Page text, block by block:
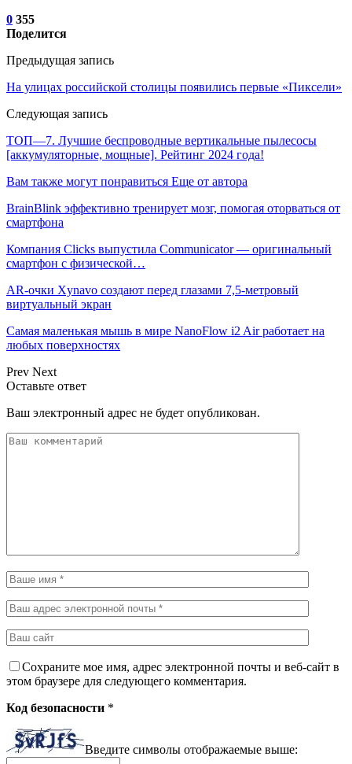
0 355
Поделится
Предыдущая запись
На улицах российской столицы появились первые «Пиксели»
Следующая запись
ТОП—7. Лучшие беспроводные вертикальные пылесосы
[аккумуляторные, мощные]. Рейтинг 2024 года!
Вам также могут понравиться Еще от автора
BrainBlink эффективно тренирует мозг, помогая оторваться от
смартфона
Компания Clicks выпустила Communicator — оригинальный
смартфон с физической…
AR-очки Xynavo создают перед глазами 7,5-метровый
виртуальный экран
Самая маленькая мышь в мире NanoFlow i2 Air работает на
любых поверхностях
Prev Next
Оставьте ответ
Ваш электронный адрес не будет опубликован.
Сохраните мое имя, адрес электронной почты и веб-сайт в
этом браузере для следующего комментария.
Код безопасности *
Введите символы отображаемые выше: